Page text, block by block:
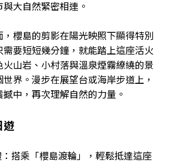
大自然緊密相連。
櫻島的剪影在陽光映照下顯得特別
要短短幾分鐘，就能踏上這座活火
山岩、小村落與溫泉煙霧繚繞的景
界。漫步在展望台或海岸步道上，
中，再次理解自然的力量。
遊
搭乘「櫻島渡輪」，輕鬆抵達這座